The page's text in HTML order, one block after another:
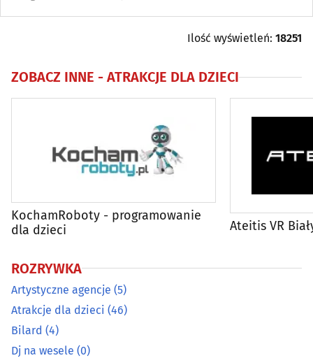
Domek imprezowy(0)
Klub muzyczny(11)
Konsole, gry pc, virtual reality, gry planszowe(7)
Kręgle(2)
Organizacja i obsługa imprez, eventów
Parki rozrywki
Ilość wyświetleń: 18251
ZOBACZ INNE - ATRAKCJE DLA DZIECI
KochamRoboty - programowanie
dla dzieci
Ateitis VR
ROZRYWKA
Artystyczne agencje (5)
Atrakcje dla dzieci (46)
Bilard (4)
Dj na wesele (0)